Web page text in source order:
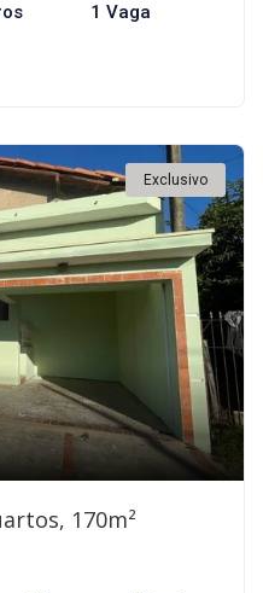
1 Vaga
Exclusivo
170m²